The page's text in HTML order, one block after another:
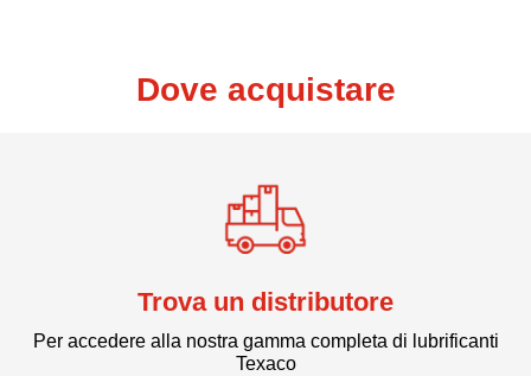
Dove acquistare
Trova un distributore
Per accedere alla nostra gamma completa di lubrificanti
Texaco